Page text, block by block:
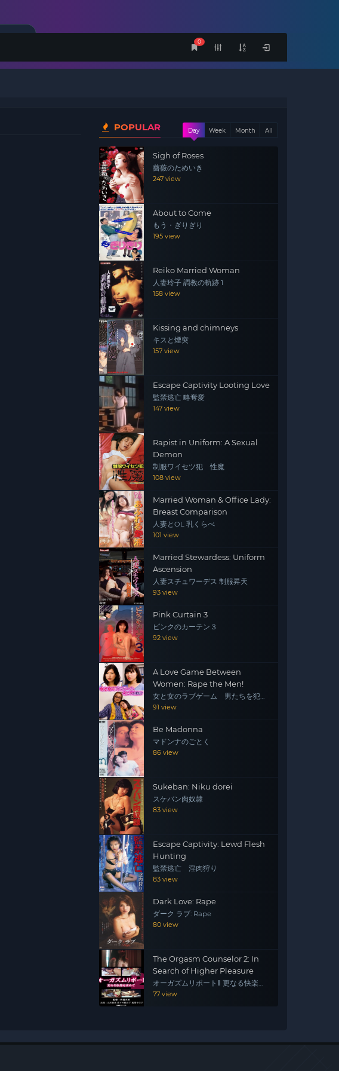
0
POPULAR Day Week Month All
Sigh of Roses
薔薇のためいき
247 view
About to Come
もう・ぎりぎり
195 view
Reiko Married Woman
人妻玲子 調教の軌跡 1
158 view
Kissing and chimneys
キスと煙突
157 view
Escape Captivity Looting Love
監禁逃亡 略奪愛
147 view
Rapist in Uniform: A Sexual
Demon
制服ワイセツ犯 性魔
108 view
Married Woman & Office Lady:
Breast Comparison
人妻とOL 乳くらべ
101 view
Married Stewardess: Uniform
Ascension
人妻スチュワーデス 制服昇天
93 view
Pink Curtain 3
ピンクのカーテン３
92 view
A Love Game Between
Women: Rape the Men!
女と女のラブゲーム 男たちを犯
せ！
91 view
Be Madonna
マドンナのごとく
86 view
Sukeban: Niku dorei
スケバン肉奴隷
83 view
Escape Captivity: Lewd Flesh
Hunting
監禁逃亡 淫肉狩り
83 view
Dark Love: Rape
ダーク ラブ: Rape
80 view
The Orgasm Counselor 2: In
Search of Higher Pleasure
オーガズムリポートⅡ 更なる快楽を
求めて
77 view